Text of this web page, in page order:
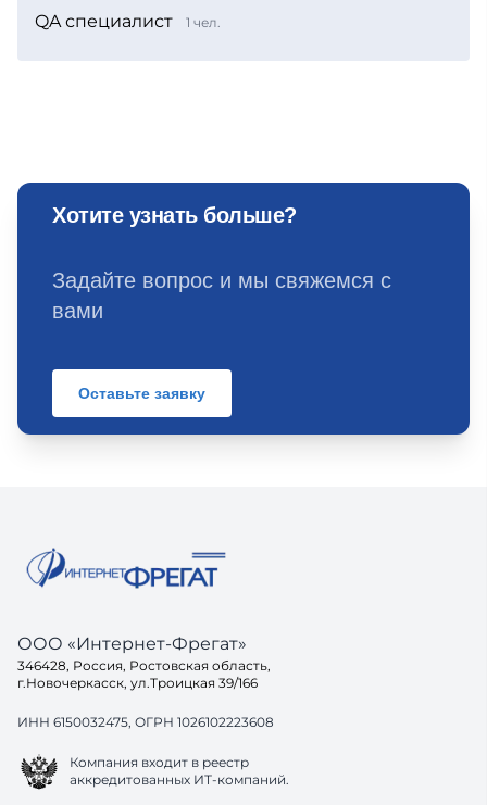
QA специалист 1 чел.
Хотите узнать больше?
Задайте вопрос и мы свяжемся с
вами
Оставьте заявку
ООО «Интернет-Фрегат»
346428, Россия, Ростовская область,
г.Новочеркасск, ул.Троицкая 39/166
ИНН 6150032475, ОГРН 1026102223608
Компания входит в реестр
аккредитованных ИТ-компаний.